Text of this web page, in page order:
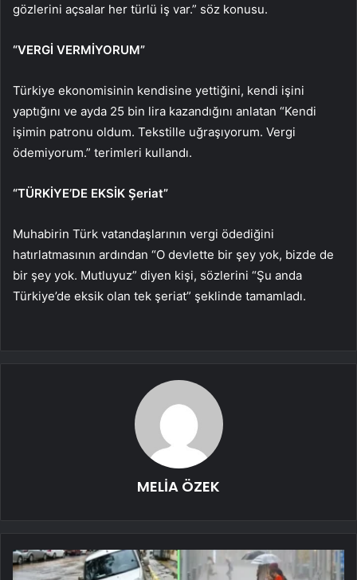
gözlerini açsalar her türlü iş var.” söz konusu.
“VERGİ VERMİYORUM”
Türkiye ekonomisinin kendisine yettiğini, kendi işini
yaptığını ve ayda 25 bin lira kazandığını anlatan “Kendi
işimin patronu oldum. Tekstille uğraşıyorum. Vergi
ödemiyorum.” terimleri kullandı.
“TÜRKİYE’DE EKSİK Şeriat”
Muhabirin Türk vatandaşlarının vergi ödediğini
hatırlatmasının ardından “O devlette bir şey yok, bizde de
bir şey yok. Mutluyuz” diyen kişi, sözlerini “Şu anda
Türkiye’de eksik olan tek şeriat” şeklinde tamamladı.
MELİA ÖZEK